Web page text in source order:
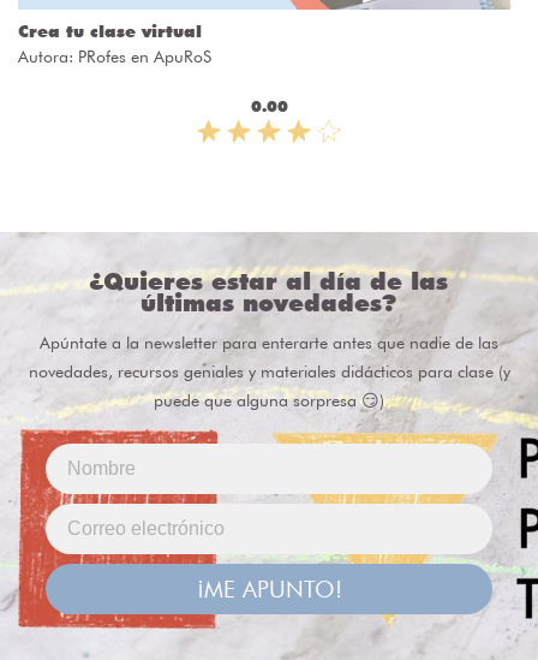
Crea tu clase virtual
Autora: PRofes en ApuRoS
0.00
¿Quieres estar al día de las
últimas novedades?
Apúntate a la newsletter para enterarte antes que nadie de las
novedades, recursos geniales y materiales didácticos para clase (y
puede que alguna sorpresa 😏)
¡ME APUNTO!